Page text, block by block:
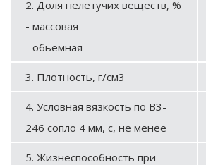
2. Доля нелетучих веществ, %
- массовая
- обьемная
3. Плотность, г/см3
4. Условная вязкость по В3-
246 сопло 4 мм, с, не менее
5. Жизнеспособность при